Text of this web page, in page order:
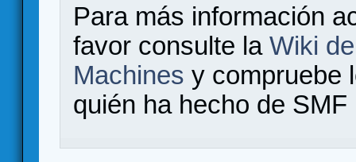
Para más información
favor consulte la Wiki
Machines y compruebe
quién ha hecho de